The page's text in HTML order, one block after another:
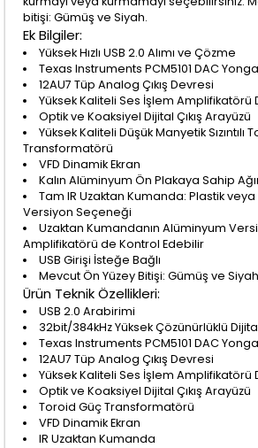
bitişi: Gümüş ve Siyah.
Ek Bilgiler:
Yüksek Hızlı USB 2.0 Alımı ve Çözme
Texas Instruments PCM5101 DAC
12AU7 Tüp Analog Çıkış Devresi
Yüksek Kaliteli Ses İşlem Amplifikatörü
Optik ve Koaksiyel Dijital Çıkış Arayüzü
Yüksek Kaliteli Düşük Manyetik Sızıntılı
Transformatörü
VFD Dinamik Ekran
Kalın Alüminyum Ön Plakaya Sahip
Tam IR Uzaktan Kumanda: Plastik
Versiyon Seçeneği
Uzaktan Kumandanın Alüminyum
Amplifikatörü de Kontrol Edebilir
USB Girişi İsteğe Bağlı
Mevcut Ön Yüzey Bitişi: Gümüş ve Siyah
Ürün Teknik Özellikleri:
USB 2.0 Arabirimi
32bit/384kHz Yüksek Çözünürlüklü
Texas Instruments PCM5101 DAC
12AU7 Tüp Analog Çıkış Devresi
Yüksek Kaliteli Ses İşlem Amplifikatörü
Optik ve Koaksiyel Dijital Çıkış Arayüzü
Toroid Güç Transformatörü
VFD Dinamik Ekran
IR Uzaktan Kumanda